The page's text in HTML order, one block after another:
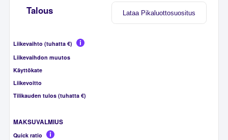
Lataa Pikaluottosuositus
Talous
Liikevaihto (tuhatta €)
Liikevaihdon muutos
Käyttökate
Liikevoitto
Tilikauden tulos (tuhatta €)
MAKSUVALMIUS
Quick ratio